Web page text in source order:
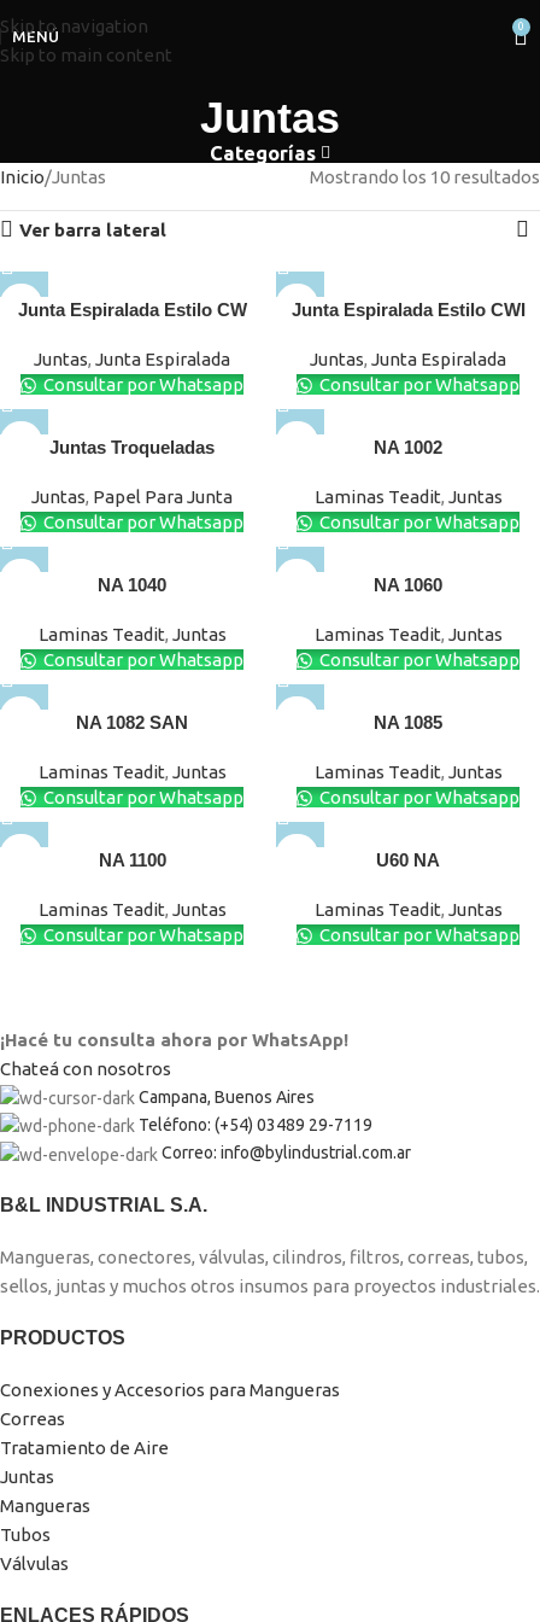
Skip to navigation
Skip to main content
MENÚ
0
Juntas
Categorías
Inicio Juntas Mostrando los 10 resultados
Ver barra lateral
Junta Espiralada Estilo CW
Juntas, Junta Espiralada
Consultar por Whatsapp
Junta Espiralada Estilo CWI
Juntas, Junta Espiralada
Consultar por Whatsapp
Juntas Troqueladas
Juntas, Papel Para Junta
Consultar por Whatsapp
NA 1002
Laminas Teadit, Juntas
Consultar por Whatsapp
NA 1040
Laminas Teadit, Juntas
Consultar por Whatsapp
NA 1060
Laminas Teadit, Juntas
Consultar por Whatsapp
NA 1082 SAN
Laminas Teadit, Juntas
Consultar por Whatsapp
NA 1085
Laminas Teadit, Juntas
Consultar por Whatsapp
NA 1100
Laminas Teadit, Juntas
Consultar por Whatsapp
U60 NA
Laminas Teadit, Juntas
Consultar por Whatsapp
¡Hacé tu consulta ahora por WhatsApp!
Chateá con nosotros
Campana, Buenos Aires
Teléfono: (+54) 03489 29-7119
Correo: info@bylindustrial.com.ar
B&L INDUSTRIAL S.A.
Mangueras, conectores, válvulas, cilindros, filtros, correas, tubos,
sellos, juntas y muchos otros insumos para proyectos industriales.
PRODUCTOS
Conexiones y Accesorios para Mangueras
Correas
Tratamiento de Aire
Juntas
Mangueras
Tubos
Válvulas
ENLACES RÁPIDOS